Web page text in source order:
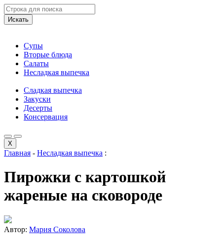
Искать
Супы
Вторые блюда
Салаты
Несладкая выпечка
Сладкая выпечка
Закуски
Десерты
Консервация
X
Главная - Несладкая выпечка :
Пирожки с картошкой
жареные на сковороде
Автор: Мария Соколова